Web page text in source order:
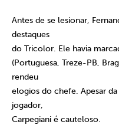
Antes de se lesionar,
destaques
do Tricolor. Ele havia
(Portuguesa, Treze-PB,
rendeu
elogios do chefe. Apesar
jogador,
Carpegiani é cauteloso.